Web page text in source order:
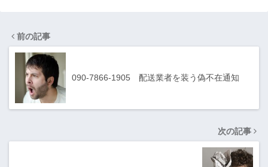
前の記事
090-7866-1905 配送業者を装う偽不在通知
次の記事